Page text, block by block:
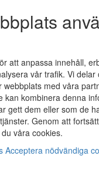
att anpassa innehåll,
vår trafik. Vi
webbplats med våra
kan kombinera denna
gett dem eller som de
Genom att
våra cookies.
Acceptera nödvändiga